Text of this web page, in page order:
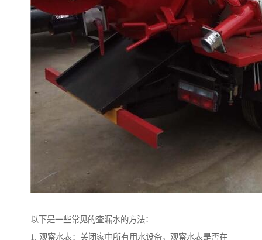
以下是一些常见的查漏水的方法：
1. 观察水表：关闭家中所有用水设备，观察水表是否在